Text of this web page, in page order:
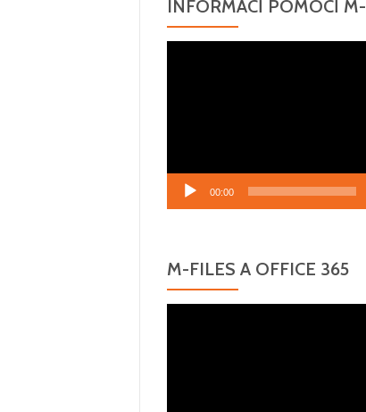
INFORMACÍ POMOCÍ
00:00
M-FILES A OFFICE 365